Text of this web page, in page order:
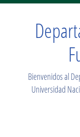
Bienvenidos al
Universidad